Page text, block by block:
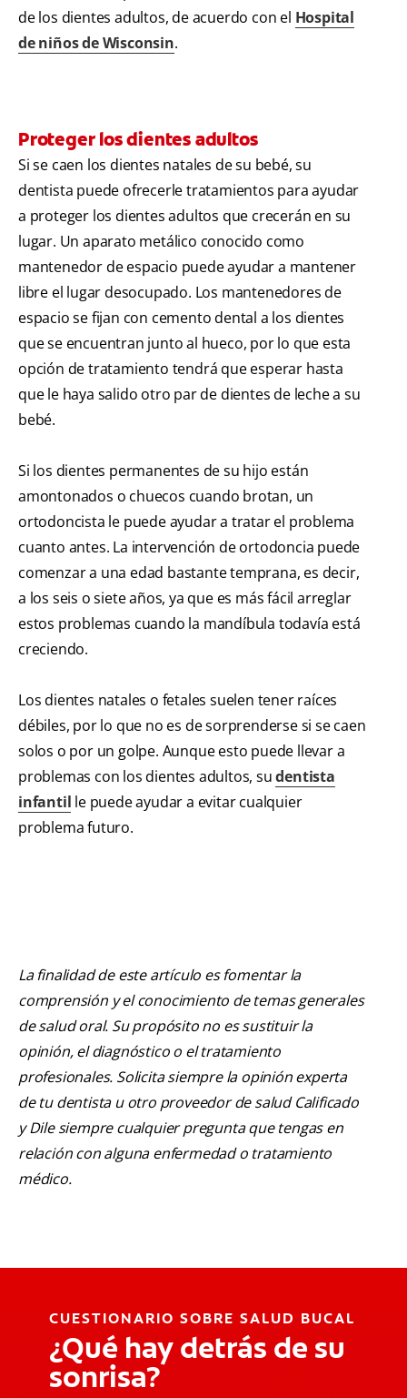
de los dientes adultos, de acuerdo con el Hospital
de niños de Wisconsin.
Proteger los dientes adultos
Si se caen los dientes natales de su bebé, su
dentista puede ofrecerle tratamientos para ayudar
a proteger los dientes adultos que crecerán en su
lugar. Un aparato metálico conocido como
mantenedor de espacio puede ayudar a mantener
libre el lugar desocupado. Los mantenedores de
espacio se fijan con cemento dental a los dientes
que se encuentran junto al hueco, por lo que esta
opción de tratamiento tendrá que esperar hasta
que le haya salido otro par de dientes de leche a su
bebé.
Si los dientes permanentes de su hijo están
amontonados o chuecos cuando brotan, un
ortodoncista le puede ayudar a tratar el problema
cuanto antes. La intervención de ortodoncia puede
comenzar a una edad bastante temprana, es decir,
a los seis o siete años, ya que es más fácil arreglar
estos problemas cuando la mandíbula todavía está
creciendo.
Los dientes natales o fetales suelen tener raíces
débiles, por lo que no es de sorprenderse si se caen
solos o por un golpe. Aunque esto puede llevar a
problemas con los dientes adultos, sudentista
infantil le puede ayudar a evitar cualquier
problema futuro.
La finalidad de este artículo es fomentar la
comprensión y el conocimiento de temas generales
de salud oral. Su propósito no es sustituir la
opinión, el diagnóstico o el tratamiento
profesionales. Solicita siempre la opinión experta
de tu dentista u otro proveedor de salud Calificado
y Dile siempre cualquier pregunta que tengas en
relación con alguna enfermedad o tratamiento
médico.
CUESTIONARIO SOBRE SALUD BUCAL
¿Qué hay detrás de su
sonrisa?